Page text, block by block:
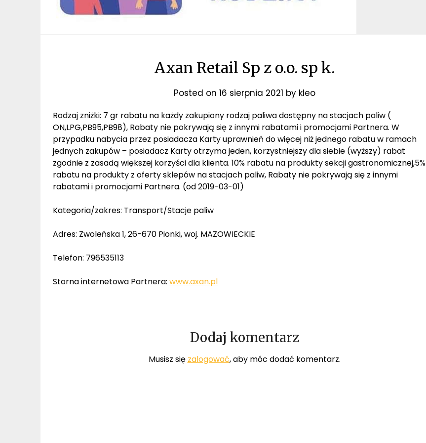
Axan Retail Sp z o.o. sp k.
Posted on 16 sierpnia 2021 by kleo
Rodzaj zniżki: 7 gr rabatu na każdy zakupiony rodzaj paliwa dostępny na stacjach paliw (
ON,LPG,PB95,PB98), Rabaty nie pokrywają się z innymi rabatami i promocjami Partnera. W
przypadku nabycia przez posiadacza Karty uprawnień do więcej niż jednego rabatu w ramach
jednych zakupów – posiadacz Karty otrzyma jeden, korzystniejszy dla siebie (wyższy) rabat
zgodnie z zasadą większej korzyści dla klienta. 10% rabatu na produkty sekcji gastronomicznej,5%
rabatu na produkty z oferty sklepów na stacjach paliw, Rabaty nie pokrywają się z innymi
rabatami i promocjami Partnera. (od 2019-03-01)
Kategoria/zakres: Transport/Stacje paliw
Adres: Zwoleńska 1, 26-670 Pionki, woj. MAZOWIECKIE
Telefon: 796535113
Storna internetowa Partnera: www.axan.pl
Dodaj komentarz
Musisz się zalogować, aby móc dodać komentarz.